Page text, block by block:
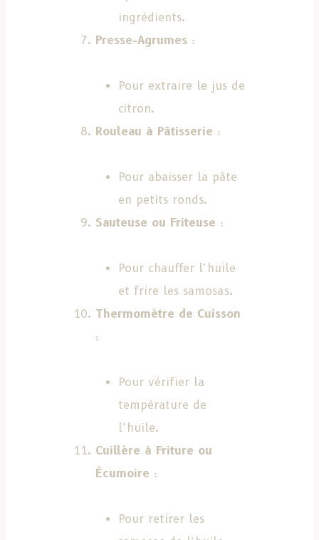
ingrédients.
Presse-Agrumes :
Pour extraire le jus de
citron.
Rouleau à Pâtisserie :
Pour abaisser la pâte
en petits ronds.
Sauteuse ou Friteuse :
Pour chauffer l’huile
et frire les samosas.
Thermomètre de Cuisson
:
Pour vérifier la
température de
l’huile.
Cuillère à Friture ou
Écumoire :
Pour retirer les